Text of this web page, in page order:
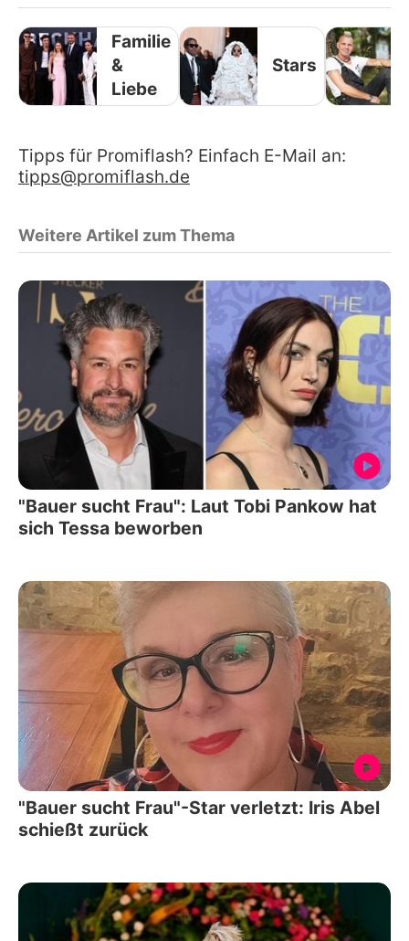
Familie
&
Liebe
Stars
Tipps für Promiflash? Einfach E-Mail an:
tipps@promiflash.de
Weitere Artikel zum Thema
"Bauer sucht Frau": Laut Tobi Pankow hat
sich Tessa beworben
"Bauer sucht Frau"-Star verletzt: Iris Abel
schießt zurück